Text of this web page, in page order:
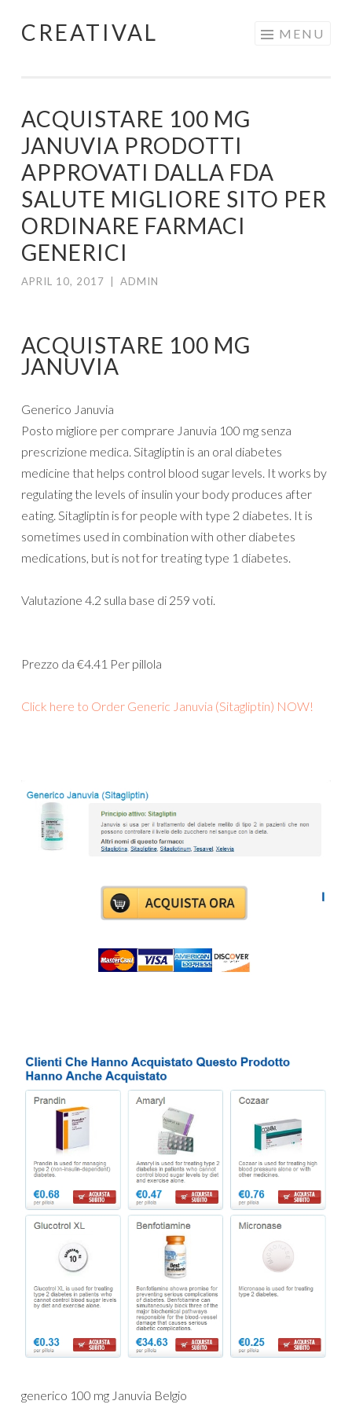
Skip
CREATIVAL MENU
ACQUISTARE 100 MG
JANUVIA PRODOTTI
APPROVATI DALLA FDA
SALUTE MIGLIORE SITO PER
ORDINARE FARMACI
GENERICI
APRIL 10, 2017 ADMIN
ACQUISTARE 100 MG
JANUVIA
Generico Januvia
Posto migliore per comprare Januvia 100 mg senza
prescrizione medica. Sitagliptin is an oral diabetes
medicine that helps control blood sugar levels. It works by
regulating the levels of insulin your body produces after
eating. Sitagliptin is for people with type 2 diabetes. It is
sometimes used in combination with other diabetes
medications, but is not for treating type 1 diabetes.
Valutazione 4.2 sulla base di 259 voti.
Prezzo da €4.41 Per pillola
Click here to Order Generic Januvia (Sitagliptin) NOW!
generico 100 mg Januvia Belgio